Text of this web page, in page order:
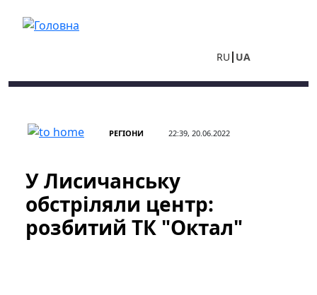
RU UA
РЕГІОНИ 22:39, 20.06.2022
У Лисичанську
обстріляли центр:
розбитий ТК "Октал"